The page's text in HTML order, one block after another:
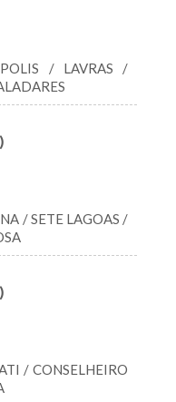
/ LAVRAS /
/ SETE LAGOAS /
/ CONSELHEIRO